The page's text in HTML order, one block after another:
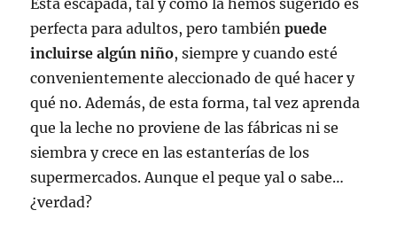
Esta escapada, tal y como la hemos sugerido es
perfecta para adultos, pero tambiénpuede
incluirse algún niño, siempre y cuando esté
convenientemente aleccionado de qué hacer y
qué no. Además, de esta forma, tal vez aprenda
que la leche no proviene de las fábricas ni se
siembra y crece en las estanterías de los
supermercados. Aunque el peque yal o sabe…
¿verdad?